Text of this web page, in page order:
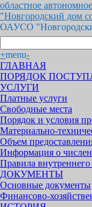
областное
"Новгородский дом
ОАУСО
+menu-
ГЛАВНАЯ
ПОРЯДОК
УСЛУГИ
Платные услуги
Свободные места
Порядок и условия
Материально-
Объем
Информация о
Правила внутреннего
ДОКУМЕНТЫ
Основные документы
Финансово-